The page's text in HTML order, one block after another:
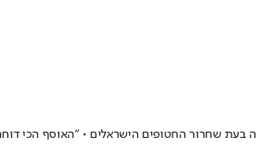
בעת שחרור החטופים הישראלים • "האוסף הכי